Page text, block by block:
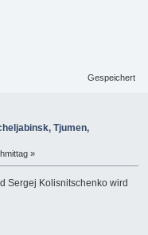
Gespeichert
Tjumen,
»
Sergej Kolisnitschenko wird